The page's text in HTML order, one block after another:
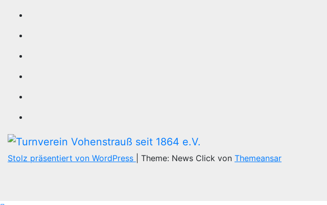
Stolz präsentiert von WordPress Theme: News Click von Themeansar